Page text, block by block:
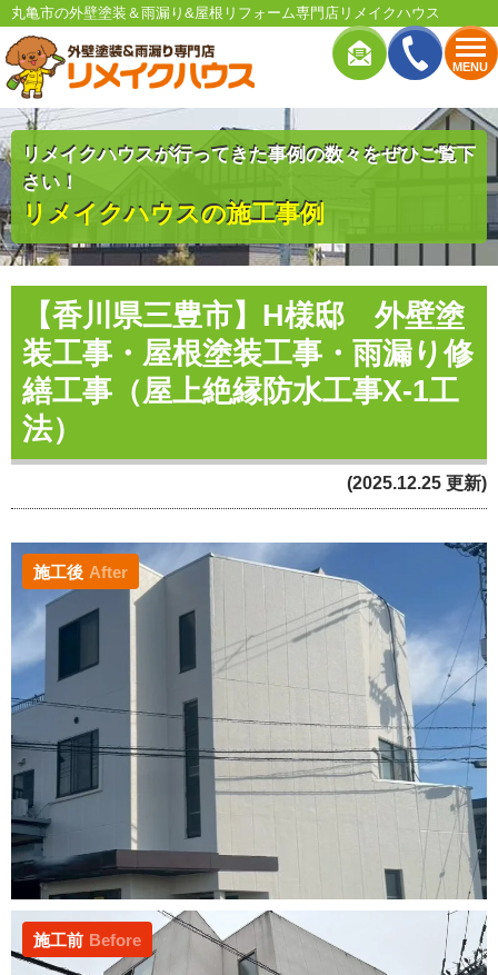
MENU
丸亀市の外壁塗装＆雨漏り&屋根リフォーム専門店リメイクハウス
リメイクハウスが行ってきた事例の数々をぜひご覧下
さい！
リメイクハウスの施工事例
【香川県三豊市】H様邸 外壁塗
装工事・屋根塗装工事・雨漏り修
繕工事（屋上絶縁防水工事X-1工
法）
(2025.12.25 更新)
施工後 After
施工前 Before